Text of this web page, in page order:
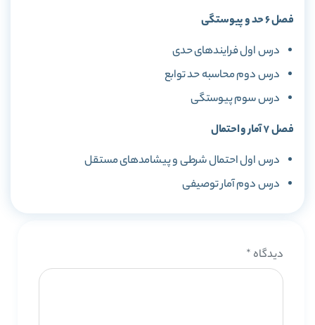
فصل 6 حد و پیوستگی
درس اول فرایندهای حدی
درس دوم محاسبه حد توابع
درس سوم پیوستگی
فصل ٧ آمار و احتمال
درس اول احتمال شرطی و پیشامدهای مستقل
درس دوم آمار توصیفی
دیدگاه *